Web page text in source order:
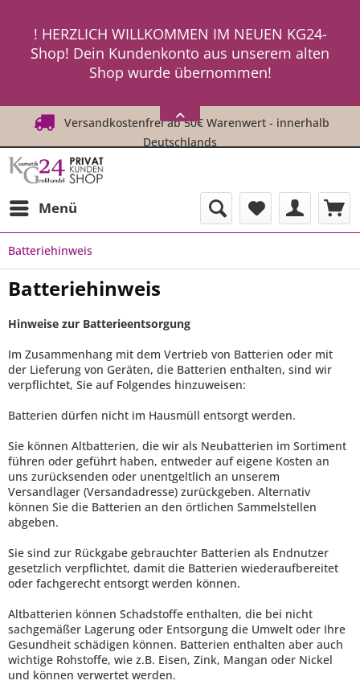
! HERZLICH WILLKOMMEN IM NEUEN KG24-
Shop! Dein Kundenkonto aus unserem alten
Shop wurde übernommen!
ein neues Passwort an ! ! !
Versandkostenfrei ab 50€ Warenwert - innerhalb
Deutschlands
Menü
Batteriehinweis
Batteriehinweis
Hinweise zur Batterieentsorgung
Im Zusammenhang mit dem Vertrieb von Batterien oder mit
der Lieferung von Geräten, die Batterien enthalten, sind wir
verpflichtet, Sie auf Folgendes hinzuweisen:
Batterien dürfen nicht im Hausmüll entsorgt werden.
Sie können Altbatterien, die wir als Neubatterien im Sortiment
führen oder geführt haben, entweder auf eigene Kosten an
uns zurücksenden oder unentgeltlich an unserem
Versandlager (Versandadresse) zurückgeben. Alternativ
können Sie die Batterien an den örtlichen Sammelstellen
abgeben.
Sie sind zur Rückgabe gebrauchter Batterien als Endnutzer
gesetzlich verpflichtet, damit die Batterien wiederaufbereitet
oder fachgerecht entsorgt werden können.
Altbatterien können Schadstoffe enthalten, die bei nicht
sachgemäßer Lagerung oder Entsorgung die Umwelt oder Ihre
Gesundheit schädigen können. Batterien enthalten aber auch
wichtige Rohstoffe, wie z.B. Eisen, Zink, Mangan oder Nickel
und können verwertet werden.